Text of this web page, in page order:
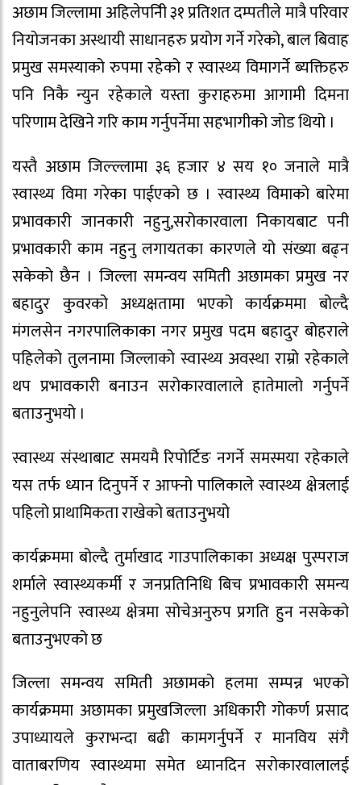
अछाम जिल्लामा अहिलेपनिी ३१ प्रतिशत दम्पतीले मात्रै परिवार
नियोजनका अस्थायी साधानहरु प्रयोग गर्ने गरेको, बाल बिवाह
प्रमुख समस्याको रुपमा रहेको र स्वास्थ्य विमागर्ने ब्यक्तिहरु
पनि निकै न्युन रहेकाले यस्ता कुराहरुमा आगामी दिमना
परिणाम देखिने गरि काम गर्नुपर्नेमा सहभागीको जोड थियो ।
यस्तै अछाम जिल्ल्लामा ३६ हजार ४ सय १० जनाले मात्रै
स्वास्थ्य विमा गरेका पाईएको छ । स्वास्थ्य विमाको बारेमा
प्रभावकारी जानकारी नहुनु,सरोकारवाला निकायबाट पनी
प्रभावकारी काम नहुनु लगायतका कारणले यो संख्या बढ्न
सकेको छैन । जिल्ला समन्वय समिती अछामका प्रमुख नर
बहादुर कुवरको अध्यक्षतामा भएको कार्यक्रममा बोल्दै
मंगलसेन नगरपालिकाका नगर प्रमुख पदम बहादुर बोहराले
पहिलेको तुलनामा जिल्लाको स्वास्थ्य अवस्था राम्रो रहेकाले
थप प्रभावकारी बनाउन सरोकारवालाले हातेमालो गर्नुपर्ने
बताउनुभयो ।
स्वास्थ्य संस्थाबाट समयमै रिपोर्टिङ नगर्ने समस्मया रहेकाले
यस तर्फ ध्यान दिनुपर्ने र आफ्नो पालिकाले स्वास्थ्य क्षेत्रलाई
पहिलो प्राथामिकता राखेको बताउनुभयो
कार्यक्रममा बोल्दै तुर्माखाद गाउपालिकाका अध्यक्ष पुस्पराज
शर्माले स्वास्थ्यकर्मी र जनप्रतिनिधि बिच प्रभावकारी समन्य
नहुनुलेपनि स्वास्थ्य क्षेत्रमा सोचेअनुरुप प्रगति हुन नसकेको
बताउनुभएको छ
जिल्ला समन्वय समिती अछामको हलमा सम्पन्न भएको
कार्यक्रममा अछामका प्रमुखजिल्ला अधिकारी गोकर्ण प्रसाद
उपाध्यायले कुराभन्दा बढी कामगर्नुपर्ने र मानविय संगै
वाताबरणिय स्वास्थ्यमा समेत ध्यानदिन सरोकारवालालई